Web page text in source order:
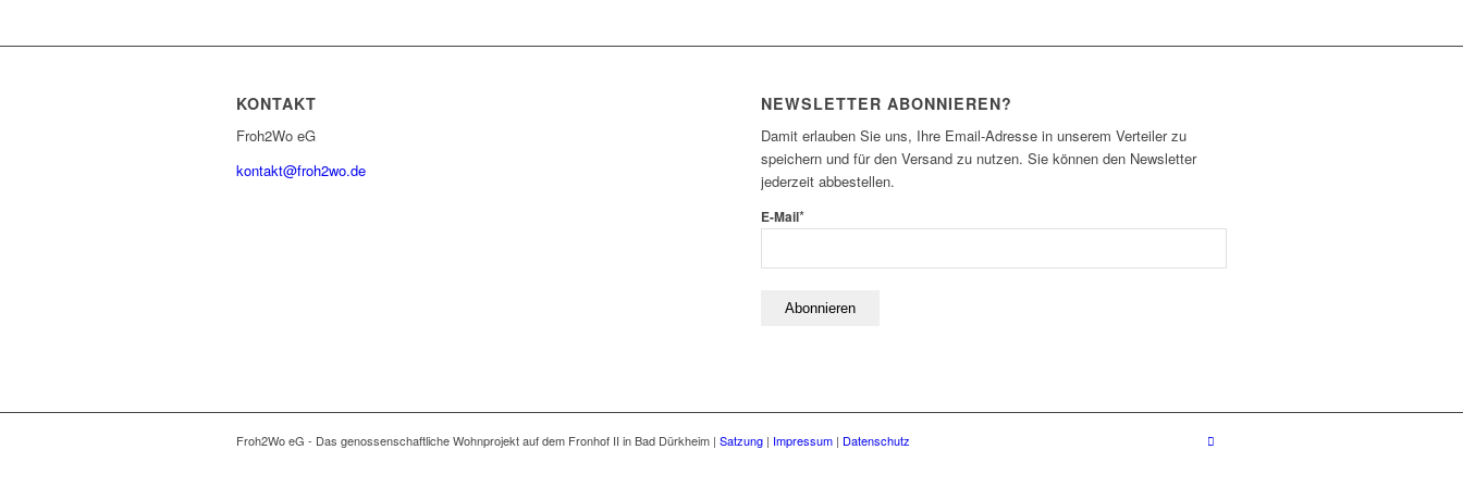
KONTAKT
Froh2Wo eG
kontakt@froh2wo.de
NEWSLETTER ABONNIEREN?
Damit erlauben Sie uns, Ihre Email-Adresse in unserem Verteiler zu
speichern und für den Versand zu nutzen. Sie können den Newsletter
jederzeit abbestellen.
E-Mail*
Froh2Wo eG - Das genossenschaftliche Wohnprojekt auf dem Fronhof II in Bad Dürkheim | Satzung | Impressum | Datenschutz